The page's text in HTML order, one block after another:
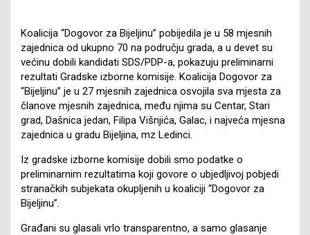
Koalicija “Dogovor za Bijeljinu” pobijedila je u 58 mjesnih
zajednica od ukupno 70 na području grada, a u devet su
većinu dobili kandidati SDS/PDP-a, pokazuju preliminarni
rezultati Gradske izborne komisije. Koalicija Dogovor za
“Bijeljinu” je u 27 mjesnih zajednica osvojila sva mjesta za
članove mjesnih zajednica, među njima su Centar, Stari
grad, Dašnica jedan, Filipa Višnjića, Galac, i najveća mjesna
zajednica u gradu Bijeljina, mz Ledinci.
Iz gradske izborne komisije dobili smo podatke o
preliminarnim rezultatima koji govore o ubjedljivoj pobjedi
stranačkih subjekata okupljenih u koaliciji “Dogovor za
Bijeljinu”.
Građani su glasali vrlo transparentno, a samo glasanje